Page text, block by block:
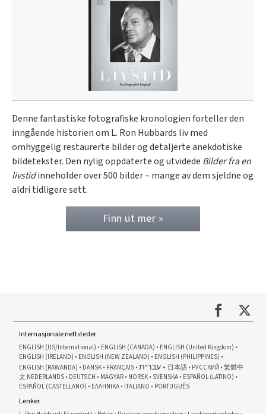
Denne fantastiske fotografiske kronologien forteller den
inngående historien om L. Ron Hubbards liv med
omhyggelig restaurerte bilder og detaljerte anekdotiske
bildetekster. Den nylig oppdaterte og utvidede Bilder fra en
livstidinneholder over 500 bilder – mange av dem sjeldne og
aldri tidligere sett.
Finn ut mer »
Internasjonale nettsteder
ENGLISH (US/International) ENGLISH (CANADA)
ENGLISH (United Kingdom)
ENGLISH (IRELAND)
ENGLISH (NEW ZEALAND)
ENGLISH (PHILIPPINES)
ENGLISH (RAWANDA)
DANSK FRANÇAIS עברית 日本語 РУССКИЙ
繁體中
文 NEDERLANDS DEUTSCH MAGYAR NORSK SVENSKA ESPAÑOL (LATINO)
ESPAÑOL (CASTELLANO)
ΕΛΛΗΝΙΚA ITALIANO PORTUGUÊS
Lenker